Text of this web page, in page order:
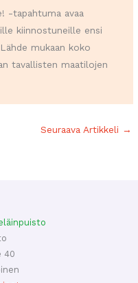
-tapahtuma avaa
kiinnostuneille ensi
mukaan koko
tavallisten maatilojen
Seuraava Artikkeli →
40